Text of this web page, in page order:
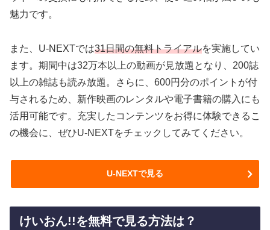
魅力です。
また、U-NEXTでは31日間の無料トライアルを実施してい
ます。期間中は32万本以上の動画が見放題となり、200誌
以上の雑誌も読み放題。さらに、600円分のポイントが付
与されるため、新作映画のレンタルや電子書籍の購入にも
活用可能です。充実したコンテンツをお得に体験できるこ
の機会に、ぜひU-NEXTをチェックしてみてください。
U-NEXTで見る
けいおん!!を無料で見る方法は？